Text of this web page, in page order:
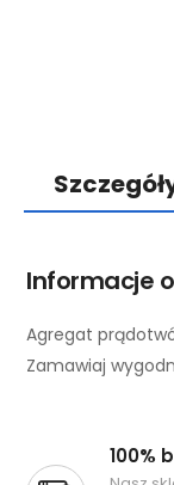
Informacje
Agregat
Zamawiaj
100%